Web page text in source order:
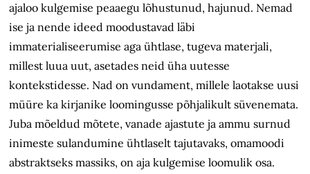
ajaloo kulgemise peaaegu lõhustunud, hajunud. Nemad
ise ja nende ideed moodustavad läbi
immaterialiseerumise aga ühtlase, tugeva materjali,
millest luua uut, asetades neid üha uutesse
kontekstidesse. Nad on vundament, millele laotakse uusi
müüre ka kirjanike loomingusse põhjalikult süvenemata.
Juba mõeldud mõtete, vanade ajastute ja ammu surnud
inimeste sulandumine ühtlaselt tajutavaks, omamoodi
abstraktseks massiks, on aja kulgemise loomulik osa.